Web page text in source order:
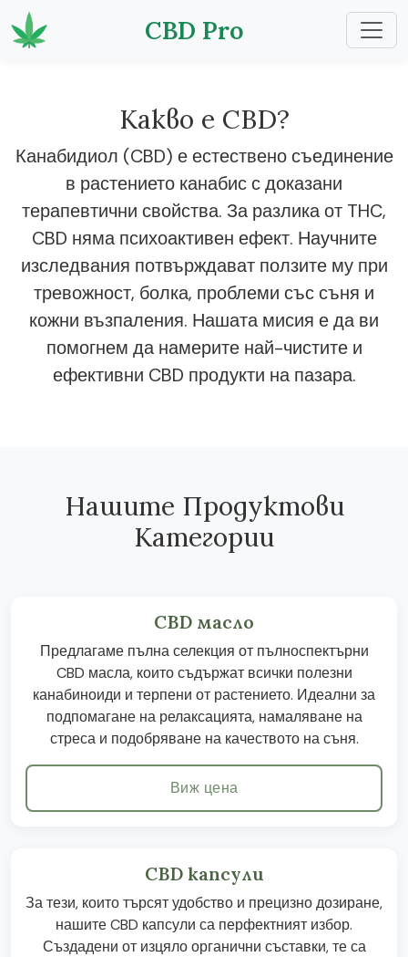
CBD Pro
Какво е CBD?
Канабидиол (CBD) е естествено съединение
в растението канабис с доказани
терапевтични свойства. За разлика от THC,
CBD няма психоактивен ефект. Научните
изследвания потвърждават ползите му при
тревожност, болка, проблеми със съня и
кожни възпаления. Нашата мисия е да ви
помогнем да намерите най-чистите и
ефективни CBD продукти на пазара.
Нашите Продуктови
Категории
CBD масло
Предлагаме пълна селекция от пълноспектърни
CBD масла, които съдържат всички полезни
канабиноиди и терпени от растението. Идеални за
подпомагане на релаксацията, намаляване на
стреса и подобряване на качеството на съня.
Виж цена
CBD капсули
За тези, които търсят удобство и прецизно дозиране,
нашите CBD капсули са перфектният избор.
Създадени от изцяло органични съставки, те са